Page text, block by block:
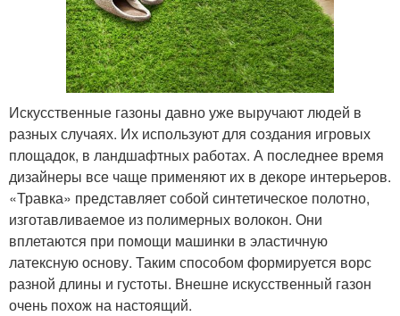
Искусственные газоны давно уже выручают людей в
разных случаях. Их используют для создания игровых
площадок, в ландшафтных работах. А последнее время
дизайнеры все чаще применяют их в декоре интерьеров.
«Травка» представляет собой синтетическое полотно,
изготавливаемое из полимерных волокон. Они
вплетаются при помощи машинки в эластичную
латексную основу. Таким способом формируется ворс
разной длины и густоты. Внешне искусственный газон
очень похож на настоящий.